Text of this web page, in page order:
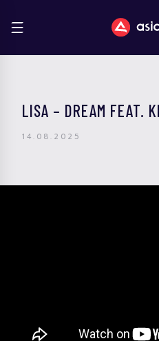
LISA – DREAM FEAT.
14.08.2025